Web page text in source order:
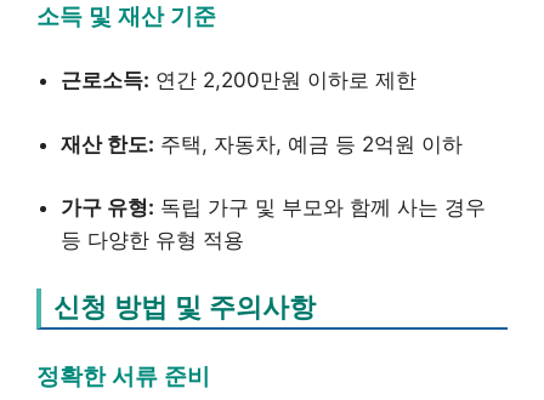
소득 및 재산 기준
근로소득: 연간 2,200만원 이하로 제한
재산 한도: 주택, 자동차, 예금 등 2억원 이하
가구 유형: 독립 가구 및 부모와 함께 사는 경우
등 다양한 유형 적용
신청 방법 및 주의사항
정확한 서류 준비